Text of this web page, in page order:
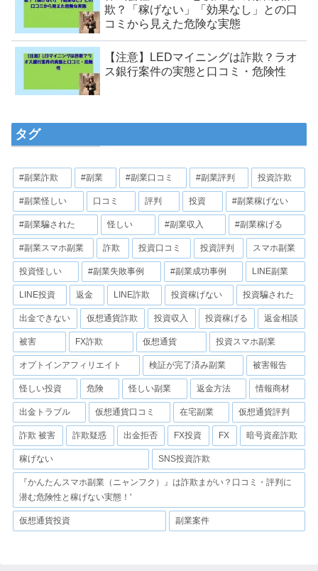
欺？「稼げない」「効果なし」との口
コミから見えた危険な実態
【注意】LEDマイニングは詐欺？ラオ
ス銀行案件の実態と口コミ・危険性
タグ
#副業詐欺 #副業 #副業口コミ #副業評判 投資詐欺
#副業怪しい 口コミ 評判 投資 #副業稼げない
#副業騙された 怪しい #副業収入 #副業稼げる
#副業スマホ副業 詐欺 投資口コミ 投資評判 スマホ副業
投資怪しい #副業失敗事例 #副業成功事例 LINE副業
LINE投資 返金 LINE詐欺 投資稼げない 投資騙された
出金できない 仮想通貨詐欺 投資収入 投資稼げる 返金相談
被害 FX詐欺 仮想通貨 投資スマホ副業
オプトインアフィリエイト 検証が完了済み副業 被害報告
怪しい投資 危険 怪しい副業 返金方法 情報商材
出金トラブル 仮想通貨口コミ 在宅副業 仮想通貨評判
詐欺 被害 詐欺疑惑 出金拒否 FX投資 FX 暗号資産詐欺
稼げない SNS投資詐欺
『かんたんスマホ副業（ニャンフク）』は詐欺まがい？口コミ・評判に
潜む危険性と稼げない実態！'
仮想通貨投資 副業案件